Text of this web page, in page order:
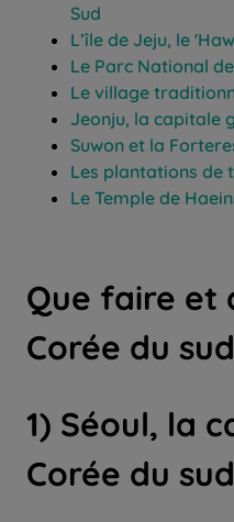
Sud
L’île de Jeju, le
Le Parc National
Le village
Jeonju, la capitale
Suwon et la
Les plantations de
Le Temple de
Que faire et
Corée du
1) Séoul, la
Corée du sud